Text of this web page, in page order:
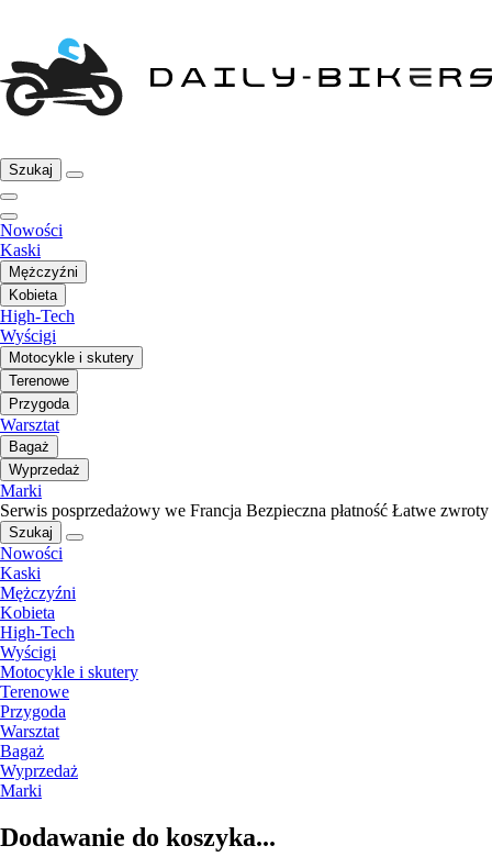
Szukaj
Nowości
Kaski
Mężczyźni
Kobieta
High-Tech
Wyścigi
Motocykle i skutery
Terenowe
Przygoda
Warsztat
Bagaż
Wyprzedaż
Marki
Serwis posprzedażowy we Francja Bezpieczna płatność Łatwe zwroty
Szukaj
Nowości
Kaski
Mężczyźni
Kobieta
High-Tech
Wyścigi
Motocykle i skutery
Terenowe
Przygoda
Warsztat
Bagaż
Wyprzedaż
Marki
Dodawanie do koszyka...